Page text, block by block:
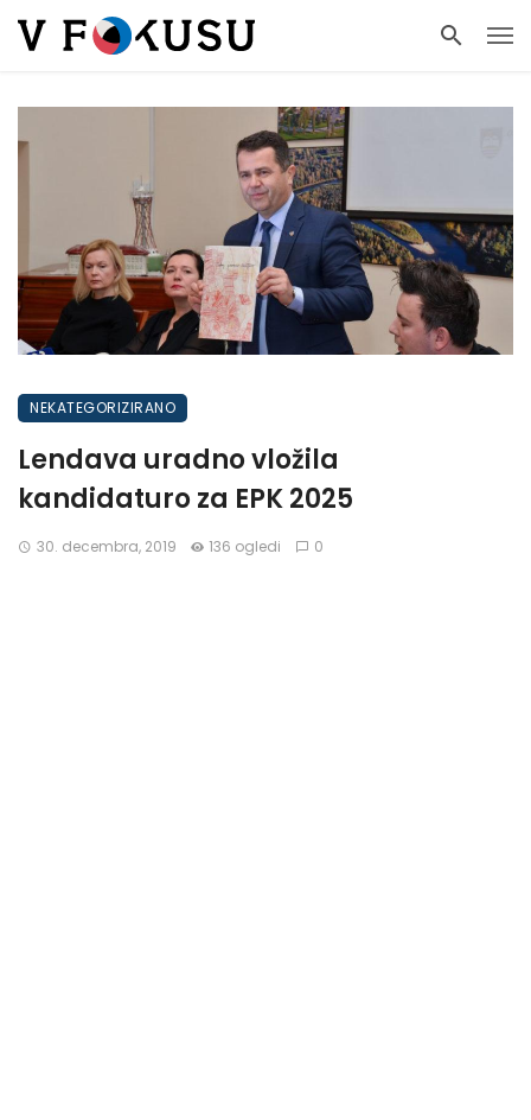
NEKATEGORIZIRANO
Lendava uradno vložila
kandidaturo za EPK 2025
30. decembra, 2019 136 ogledi 0